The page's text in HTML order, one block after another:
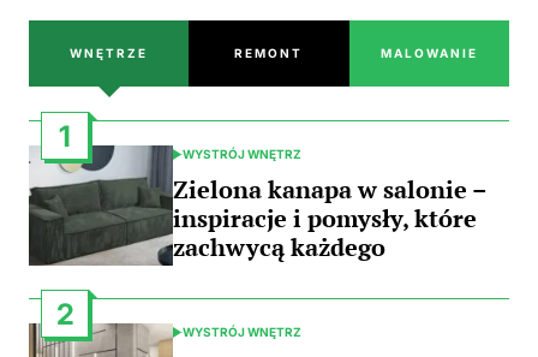
WNĘTRZE REMONT MALOWANIE
1
POSTED
IN
WYSTRÓJ WNĘTRZ
Zielona kanapa w salonie –
inspiracje i pomysły, które
zachwycą każdego
2
POSTED
WYSTRÓJ WNĘTRZ